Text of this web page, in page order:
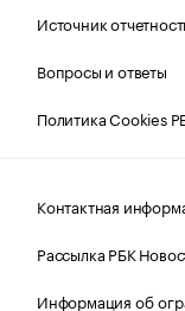
Источник
Вопросы и ответы
Политика Cookies
Контактная
Рассылка РБК
Информация об